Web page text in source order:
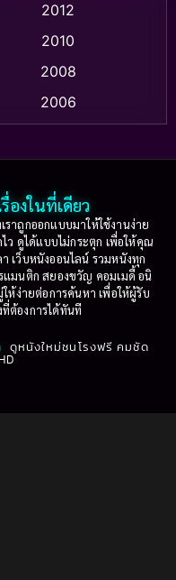
รื่องจริง(36)
(16)
ติ (61)
2012
2010
2008
2006
2002
2000
1998
1996
1994
1992
1990
1986
องในที่เดียว
าถูกออกแบบมาให้ใช้งานง่าย
ว ดูได้แบบไม่กระตุก เพื่อให้คุณ
เว็บหนังออนไลน์ รวมหนังทุก
แมนติก สยองขวัญ คอมเมดี้ อนิ
ห้ง่ายต่อการค้นหา เพื่อให้ผู้รับ
ต้องการได้ทันที
ดูหนังใหม่ชนโรงฟรี คมชัด